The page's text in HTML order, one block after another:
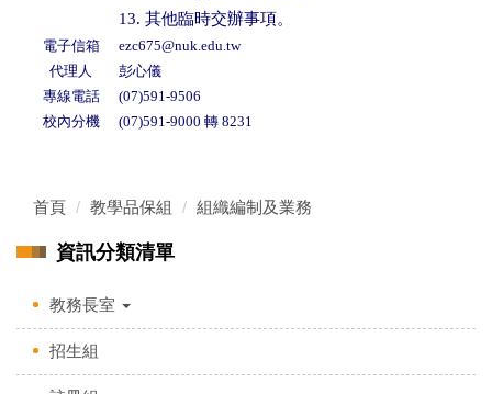
首頁 教學品保組 組織編制及業務
資訊分類清單
教務長室
招生組
13. 其他臨時交辦事項。
電子信箱
ezc675@nuk.edu.tw
代理人
彭心儀
專線電話
(07)591-9506
校內分機
(07)591-9000 轉 8231